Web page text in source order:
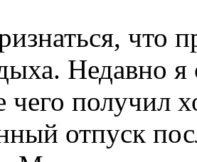
что
Недавно
чего
отпуск